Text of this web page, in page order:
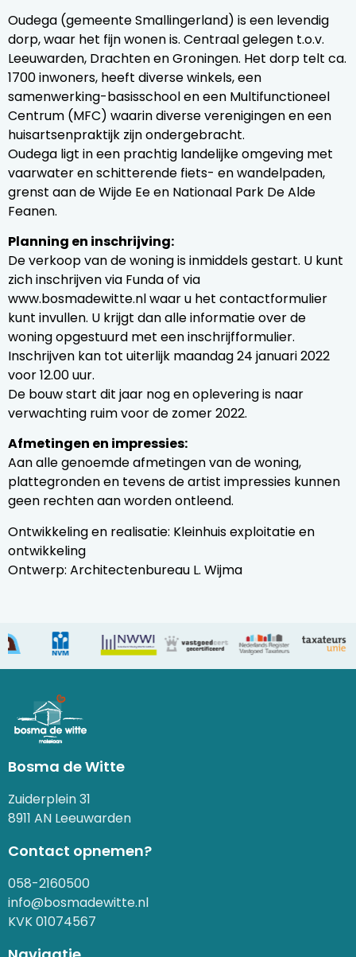
Oudega (gemeente Smallingerland) is een levendig
dorp, waar het fijn wonen is. Centraal gelegen t.o.v.
Leeuwarden, Drachten en Groningen. Het dorp telt ca.
1700 inwoners, heeft diverse winkels, een
samenwerking-basisschool en een Multifunctioneel
Centrum (MFC) waarin diverse verenigingen en een
huisartsenpraktijk zijn ondergebracht.
Oudega ligt in een prachtig landelijke omgeving met
vaarwater en schitterende fiets- en wandelpaden,
grenst aan de Wijde Ee en Nationaal Park De Alde
Feanen.
Planning en inschrijving:
De verkoop van de woning is inmiddels gestart. U kunt
zich inschrijven via Funda of via
www.bosmadewitte.nl waar u het contactformulier
kunt invullen. U krijgt dan alle informatie over de
woning opgestuurd met een inschrijfformulier.
Inschrijven kan tot uiterlijk maandag 24 januari 2022
voor 12.00 uur.
De bouw start dit jaar nog en oplevering is naar
verwachting ruim voor de zomer 2022.
Afmetingen en impressies:
Aan alle genoemde afmetingen van de woning,
plattegronden en tevens de artist impressies kunnen
geen rechten aan worden ontleend.
Ontwikkeling en realisatie: Kleinhuis exploitatie en
ontwikkeling
Ontwerp: Architectenbureau L. Wijma
Bosma de Witte
Zuiderplein 31
8911 AN Leeuwarden
Contact opnemen?
058-2160500
info@bosmadewitte.nl
KVK 01074567